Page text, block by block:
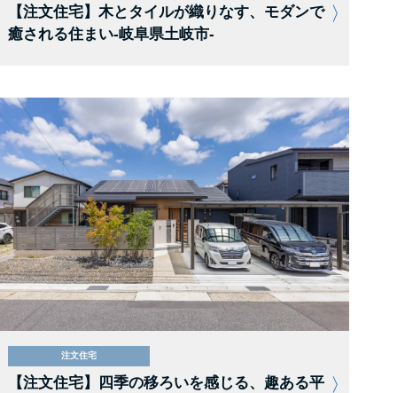
【注文住宅】木とタイルが織りなす、モダンで
癒される住まい-岐阜県土岐市-
注文住宅
【注文住宅】四季の移ろいを感じる、趣ある平